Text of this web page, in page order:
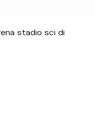
stadio sci di